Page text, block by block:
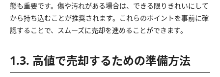
態も重要です。傷や汚れがある場合は、できる限りきれいにして
から持ち込むことが推奨されます。これらのポイントを事前に確
認することで、スムーズに売却を進めることができます。
1.3. 高値で売却するための準備方法